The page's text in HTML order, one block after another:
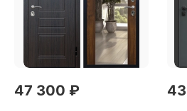
47 300 ₽